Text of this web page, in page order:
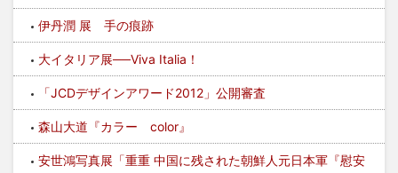
伊丹潤 展 手の痕跡
大イタリア展──Viva Italia！
「JCDデザインアワード2012」公開審査
森山大道『カラー color』
安世鴻写真展「重重 中国に残された朝鮮人元日本軍『慰安